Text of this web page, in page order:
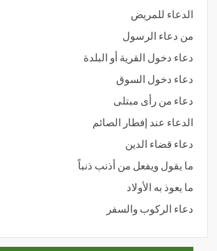
الدعاء للمريض
من دعاء الرسول
دعاء دخول القرية أو البلدة
دعاء دخول السوق
دعاء من رأى مبتلى
الدعاء عند إفطار الصائم
دعاء قضاء الدين
ما يقول ويفعل من أذنب ذنباً
ما يعوذ به الأولاد
دعاء الركوب والسفر